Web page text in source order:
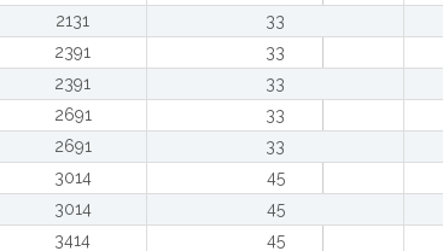
2131 33
2391 33
2391 33
2691 33
2691 33
3014 45
3014 45
3414 45